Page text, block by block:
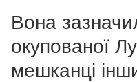
Вона
окупованої
мешканці